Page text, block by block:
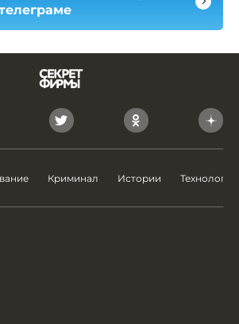
Криминал Истории Технологии